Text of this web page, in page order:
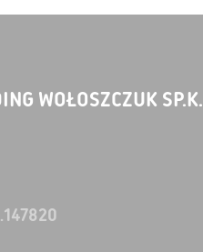
WOŁOSZCZUK SP.K.